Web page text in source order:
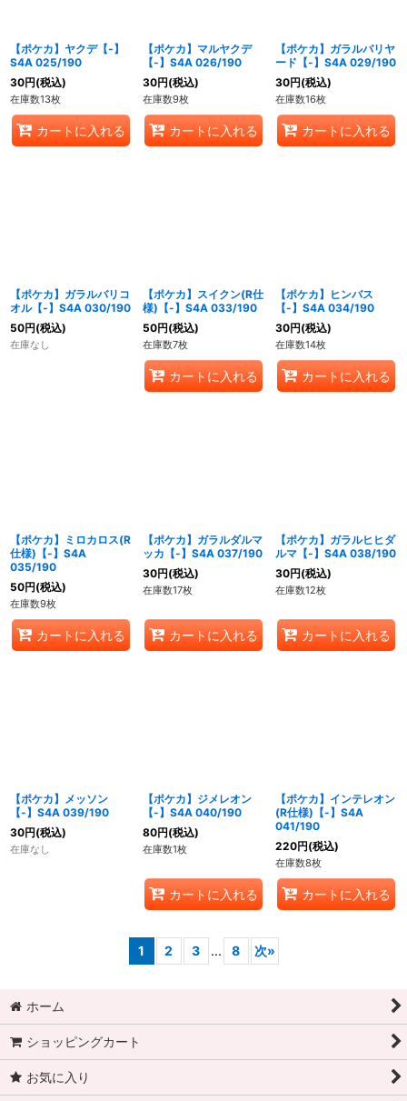
【ポケカ】ヤクデ【-】
S4A 025/190
30円(税込)
在庫数13枚
カートに入れる
【ポケカ】マルヤクデ
【-】S4A 026/190
30円(税込)
在庫数9枚
カートに入れる
【ポケカ】ガラルバリヤ
ード【-】S4A 029/190
30円(税込)
在庫数16枚
カートに入れる
【ポケカ】ガラルバリコ
オル【-】S4A 030/190
50円(税込)
在庫なし
【ポケカ】スイクン(R仕
様)【-】S4A 033/190
50円(税込)
在庫数7枚
カートに入れる
【ポケカ】ヒンバス
【-】S4A 034/190
30円(税込)
在庫数14枚
カートに入れる
【ポケカ】ミロカロス(R
仕様)【-】S4A
035/190
50円(税込)
在庫数9枚
カートに入れる
【ポケカ】ガラルダルマ
ッカ【-】S4A 037/190
30円(税込)
在庫数17枚
カートに入れる
【ポケカ】ガラルヒヒダ
ルマ【-】S4A 038/190
30円(税込)
在庫数12枚
カートに入れる
【ポケカ】メッソン
【-】S4A 039/190
30円(税込)
在庫なし
【ポケカ】ジメレオン
【-】S4A 040/190
80円(税込)
在庫数1枚
カートに入れる
【ポケカ】インテレオン
(R仕様)【-】S4A
041/190
220円(税込)
在庫数8枚
カートに入れる
1 2 3 ... 8 次»
ホーム
ショッピングカート
お気に入り